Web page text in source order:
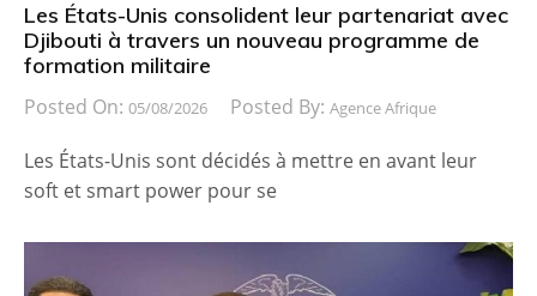
Les États-Unis consolident leur partenariat avec
Djibouti à travers un nouveau programme de
formation militaire
Posted On: 05/08/2026 Posted By: Agence Afrique
Les États-Unis sont décidés à mettre en avant leur
soft et smart power pour se